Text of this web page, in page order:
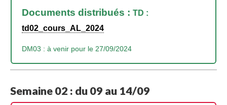
Documents distribués : TD :
td02_cours_AL_2024
DM03 : à venir pour le 27/09/2024
Semaine 02 : du 09 au 14/09